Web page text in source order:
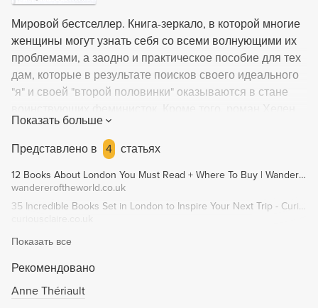
Мировой бестселлер. Книга-зеркало, в которой многие
женщины могут узнать себя со всеми волнующими их
проблемами, а заодно и практическое пособие для тех
дам, которые в результате поисков своего идеального
"я" и своей "второй половинки" оказываются в стане
Филдинг - неплохой путеводитель и для мужчин, не
желающих заблудиться в закоулках загадочной
Показать больше
Представлено в
4 статьях
12 Books About London You Must Read + Where To Buy | Wanderers of the World
wandereroftheworld.co.uk
35 Incredible Books Set in London to Inspire Your Next Trip - Curious Claire
Показать все
Рекомендовано
Anne Thériault